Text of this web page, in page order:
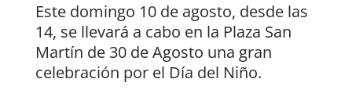
Este domingo 10 de agosto, desde las
14, se llevará a cabo en la Plaza San
Martín de 30 de Agosto una gran
celebración por el Día del Niño.